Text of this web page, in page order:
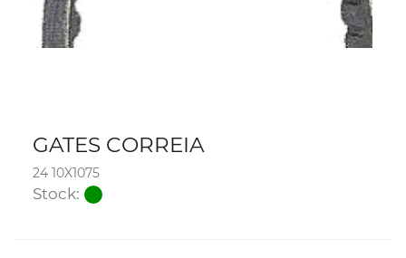
GATES CORREIA
24 10X1075
Stock: